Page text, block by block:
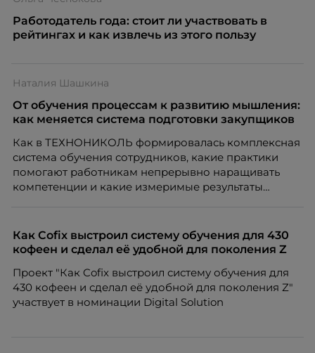
Работодатель года: стоит ли участвовать в
рейтингах и как извлечь из этого пользу
Наталия Шашкина
От обучения процессам к развитию мышления:
как меняется система подготовки закупщиков
Как в ТЕХНОНИКОЛЬ формировалась комплексная
система обучения сотрудников, какие практики
помогают работникам непрерывно наращивать
компетенции и какие измеримые результаты
закупкам направления «Минеральная изоляция»
компании ТЕХНОНИКОЛЬ.
Как Cofix выстроил систему обучения для 430
кофеен и сделал её удобной для поколения Z
Проект "Как Cofix выстроил систему обучения для
430 кофеен и сделал её удобной для поколения Z"
участвует в номинации Digital Solution